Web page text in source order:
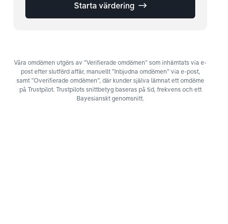
Starta värdering
Våra omdömen utgörs av ”Verifierade omdömen” som inhämtats via e-
post efter slutförd affär, manuellt ”Inbjudna omdömen” via e-post,
samt ”Overifierade omdömen”, där kunder själva lämnat ett omdöme
på Trustpilot. Trustpilots snittbetyg baseras på tid, frekvens och ett
Bayesianskt genomsnitt.